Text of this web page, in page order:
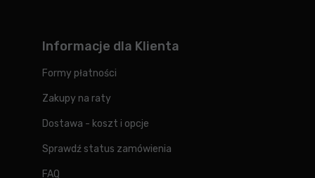
Informacje dla Klienta
Formy płatności
Zakupy na raty
Dostawa - koszt i opcje
Sprawdź status zamówienia
FAQ